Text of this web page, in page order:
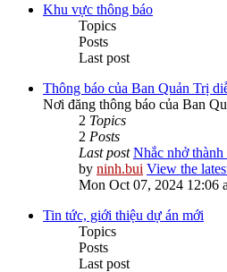
Khu vực thông báo
Topics
Posts
Last post
Thông báo của Ban Quản Trị
Nơi đăng thông báo của Ban
2 Topics
2 Posts
Last post Nhắc nhở
by ninh.bui View the
Mon Oct 07, 2024 12:06
Tin tức, giới thiệu dự án mới
Topics
Posts
Last post